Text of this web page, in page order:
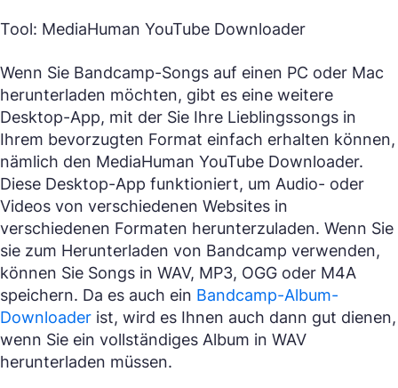
Tool: MediaHuman YouTube Downloader
Wenn Sie Bandcamp-Songs auf einen PC oder Mac
herunterladen möchten, gibt es eine weitere
Desktop-App, mit der Sie Ihre Lieblingssongs in
Ihrem bevorzugten Format einfach erhalten können,
nämlich den MediaHuman YouTube Downloader.
Diese Desktop-App funktioniert, um Audio- oder
Videos von verschiedenen Websites in
verschiedenen Formaten herunterzuladen. Wenn Sie
sie zum Herunterladen von Bandcamp verwenden,
können Sie Songs in WAV, MP3, OGG oder M4A
speichern. Da es auch ein Bandcamp-Album-
Downloader ist, wird es Ihnen auch dann gut dienen,
wenn Sie ein vollständiges Album in WAV
herunterladen müssen.